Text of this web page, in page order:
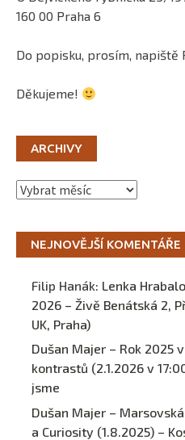
160 00 Praha 6
Do popisku, prosím, napiště
Děkujeme!
ARCHIVY
Archivy
NEJNOVĚJŠÍ KOMENTÁŘE
Filip Hanák: Lenka
2026 – Živě Benátská 2,
UK, Praha)
Dušan Majer – Rok 2025
kontrastů (2.1.2026 v
jsme
Dušan Majer –
a Curiosity (1.8.2025) –